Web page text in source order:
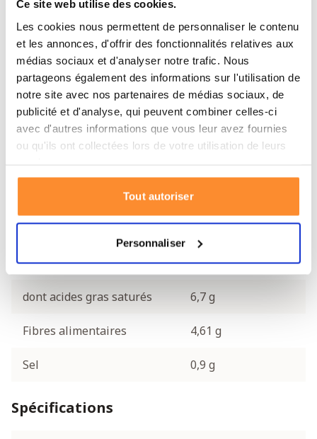
Ce site web utilise des cookies.
Les cookies nous permettent de personnaliser le contenu
et les annonces, d'offrir des fonctionnalités relatives aux
médias sociaux et d'analyser notre trafic. Nous
partageons également des informations sur l'utilisation de
notre site avec nos partenaires de médias sociaux, de
publicité et d'analyse, qui peuvent combiner celles-ci
avec d'autres informations que vous leur avez fournies
ou qu'ils ont collectées lors de votre utilisation de leurs
Tout autoriser
Personnaliser
ascorbique, sorbate de
potassium), ail, farine de maïs,
piment en poudre.
Valeurs nutritionnelles pour 100 g (sec)
Énergie 546 kcal / 2280 kJ
5,52 g
Protéines 15,6 g
Lipides 30,02 g
dont acides gras saturés 6,7 g
Fibres alimentaires 4,61 g
Sel 0,9 g
Spécifications